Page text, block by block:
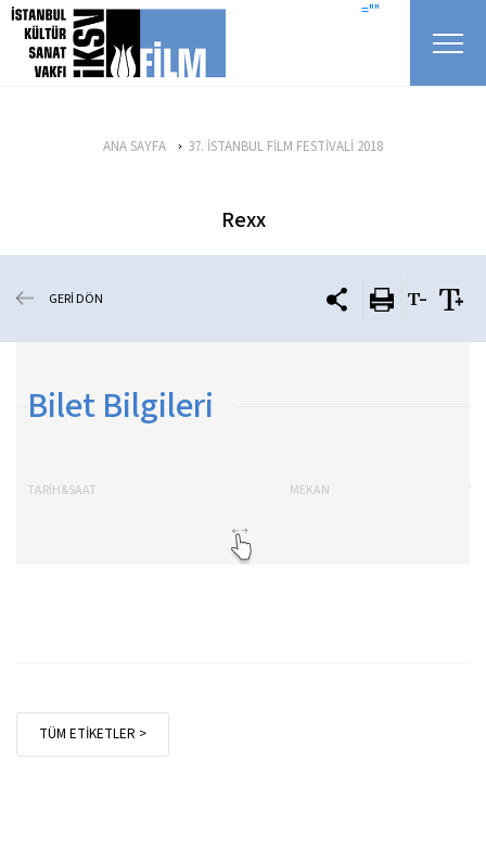
icerigi atla =""
ANA SAYFA 37. İSTANBUL FİLM FESTİVALİ 2018
Rexx
GERİ DÖN
Bilet Bilgileri
TARİH&SAAT MEKAN
TÜM ETİKETLER >